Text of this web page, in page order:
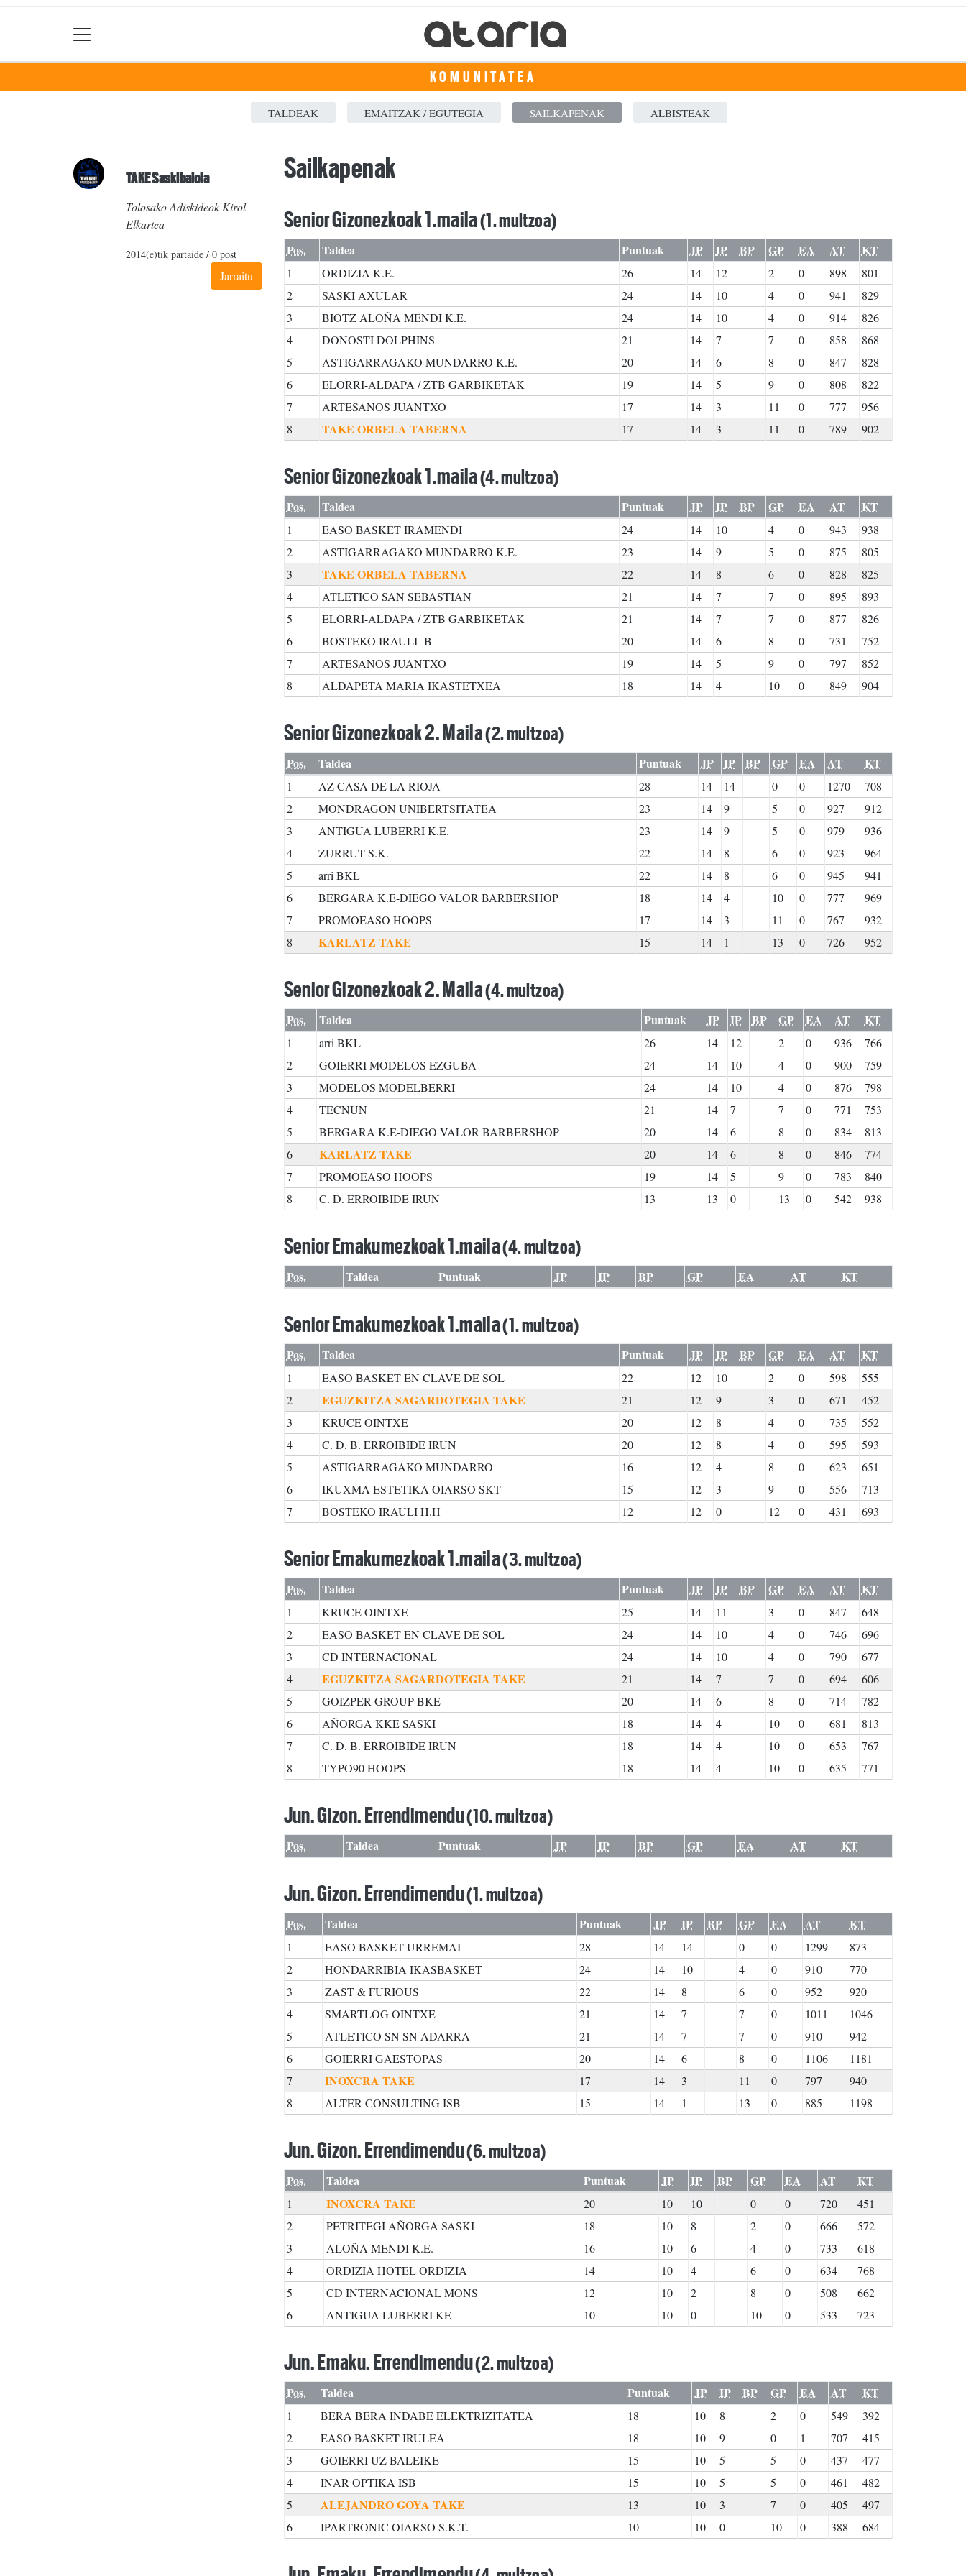
KOMUNITATEA
TALDEAK EMAITZAK / EGUTEGIA SAILKAPENAK ALBISTEAK
TAKE Saskibaloia
Tolosako Adiskideok Kirol
Elkartea
2014(e)tik partaide / 0 post
Jarraitu
Sailkapenak
Senior Gizonezkoak 1.maila(1. multzoa)
Pos. Taldea Puntuak JP IP BP GP EA AT KT
1 ORDIZIA K.E. 26 14 12 2 0 898
801
2
SASKI AXULAR 24 14 10 4 0 941
829
3
BIOTZ ALOÑA MENDI K.E. 24 14 10 4 0 914
826
4
DONOSTI DOLPHINS 21 14 7 7 0 858
868
5
ASTIGARRAGAKO MUNDARRO K.E. 20 14 6 8 0 847
828
6
ELORRI-ALDAPA / ZTB GARBIKETAK 19 14 5 9 0 808
822
7
ARTESANOS JUANTXO 17 14 3 11 0 777
956
8
TAKE ORBELA TABERNA 17 14 3 11 0 789 902
Senior Gizonezkoak 1.maila(4. multzoa)
Pos. Taldea Puntuak JP IP BP GP EA AT KT
1 EASO BASKET IRAMENDI 24 14 10 4 0 943
938
2
ASTIGARRAGAKO MUNDARRO K.E. 23 14 9 5 0 875
805
3
TAKE ORBELA TABERNA 22 14 8 6 0 828
825
4
ATLETICO SAN SEBASTIAN 21 14 7 7 0 895
893
5
ELORRI-ALDAPA / ZTB GARBIKETAK 21 14 7 7 0 877
826
6
BOSTEKO IRAULI -B- 20 14 6 8 0 731
752
7
ARTESANOS JUANTXO 19 14 5 9 0 797
852
8
ALDAPETA MARIA IKASTETXEA 18 14 4 10 0 849 904
Senior Gizonezkoak 2. Maila(2. multzoa)
Pos. Taldea Puntuak JP IP BP GP EA AT KT
1 AZ CASA DE LA RIOJA 28 14 14 0 0 1270
708
2
MONDRAGON UNIBERTSITATEA 23 14 9 5 0 927
912
3
ANTIGUA LUBERRI K.E. 23 14 9 5 0 979
936
4
ZURRUT S.K. 22 14 8 6 0 923
964
5
arri BKL 22 14 8 6 0 945
941
6
BERGARA K.E-DIEGO VALOR BARBERSHOP 18 14 4 10 0 777
969
7
PROMOEASO HOOPS 17 14 3 11 0 767
932
8
KARLATZ TAKE 15 14 1 13 0 726 952
Senior Gizonezkoak 2. Maila(4. multzoa)
Pos. Taldea Puntuak JP IP BP GP EA AT KT
1 arri BKL 26 14 12 2 0 936
766
2
GOIERRI MODELOS EZGUBA 24 14 10 4 0 900
759
3
MODELOS MODELBERRI 24 14 10 4 0 876
798
4
TECNUN 21 14 7 7 0 771
753
5
BERGARA K.E-DIEGO VALOR BARBERSHOP 20 14 6 8 0 834
813
6
KARLATZ TAKE 20 14 6 8 0 846
774
7
PROMOEASO HOOPS 19 14 5 9 0 783
840
8
C. D. ERROIBIDE IRUN 13 13 0 13 0 542 938
Senior Emakumezkoak 1.maila(4. multzoa)
Pos. Taldea Puntuak JP IP BP GP EA AT KT
Senior Emakumezkoak 1.maila(1. multzoa)
Pos. Taldea Puntuak JP IP BP GP EA AT KT
1 EASO BASKET EN CLAVE DE SOL 22 12 10 2 0 598
555
2
EGUZKITZA SAGARDOTEGIA TAKE 21 12 9 3 0 671
452
3
KRUCE OINTXE 20 12 8 4 0 735
552
4
C. D. B. ERROIBIDE IRUN 20 12 8 4 0 595
593
5
ASTIGARRAGAKO MUNDARRO 16 12 4 8 0 623
651
6
IKUXMA ESTETIKA OIARSO SKT 15 12 3 9 0 556
713
7
BOSTEKO IRAULI H.H 12 12 0 12 0 431 693
Senior Emakumezkoak 1.maila(3. multzoa)
Pos. Taldea Puntuak JP IP BP GP EA AT KT
1 KRUCE OINTXE 25 14 11 3 0 847
648
2
EASO BASKET EN CLAVE DE SOL 24 14 10 4 0 746
696
3
CD INTERNACIONAL 24 14 10 4 0 790
677
4
EGUZKITZA SAGARDOTEGIA TAKE 21 14 7 7 0 694
606
5
GOIZPER GROUP BKE 20 14 6 8 0 714
782
6
AÑORGA KKE SASKI 18 14 4 10 0 681
813
7
C. D. B. ERROIBIDE IRUN 18 14 4 10 0 653
767
8
TYPO90 HOOPS 18 14 4 10 0 635 771
Jun. Gizon. Errendimendu(10. multzoa)
Pos. Taldea Puntuak JP IP BP GP EA AT KT
Jun. Gizon. Errendimendu(1. multzoa)
Pos. Taldea Puntuak JP IP BP GP EA AT KT
1 EASO BASKET URREMAI 28 14 14 0 0 1299
873
2
HONDARRIBIA IKASBASKET 24 14 10 4 0 910
770
3
ZAST & FURIOUS 22 14 8 6 0 952
920
4
SMARTLOG OINTXE 21 14 7 7 0 1011
1046
5
ATLETICO SN SN ADARRA 21 14 7 7 0 910
942
6
GOIERRI GAESTOPAS 20 14 6 8 0 1106
1181
7
INOXCRA TAKE 17 14 3 11 0 797
940
8
ALTER CONSULTING ISB 15 14 1 13 0 885 1198
Jun. Gizon. Errendimendu(6. multzoa)
Pos. Taldea Puntuak JP IP BP GP EA AT KT
1 INOXCRA TAKE 20 10 10 0 0 720
451
2
PETRITEGI AÑORGA SASKI 18 10 8 2 0 666
572
3
ALOÑA MENDI K.E. 16 10 6 4 0 733
618
4
ORDIZIA HOTEL ORDIZIA 14 10 4 6 0 634
768
5
CD INTERNACIONAL MONS 12 10 2 8 0 508
662
6
ANTIGUA LUBERRI KE 10 10 0 10 0 533 723
Jun. Emaku. Errendimendu(2. multzoa)
Pos. Taldea Puntuak JP IP BP GP EA AT KT
1 BERA BERA INDABE ELEKTRIZITATEA 18 10 8 2 0 549
392
2
EASO BASKET IRULEA 18 10 9 0 1 707
415
3
GOIERRI UZ BALEIKE 15 10 5 5 0 437
477
4
INAR OPTIKA ISB 15 10 5 5 0 461
482
5
ALEJANDRO GOYA TAKE 13 10 3 7 0 405
497
6
IPARTRONIC OIARSO S.K.T. 10 10 0 10 0 388 684